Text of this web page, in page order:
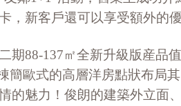
，新客戶還可以享受額外的
期88-137㎡全新升級版産品
簡歐式的高層洋房點狀布局
的魅力！俊朗的建築外立面